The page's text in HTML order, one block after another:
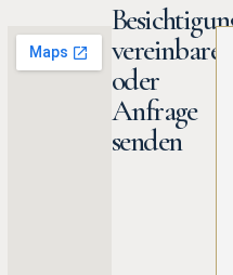
vereinbaren
oder
Anfrage
senden